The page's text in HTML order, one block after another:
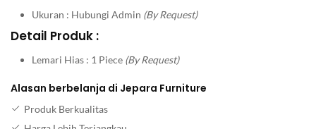
Ukuran : Hubungi Admin (By Request)
Detail Produk :
Lemari Hias : 1 Piece (By Request)
Alasan berbelanja di Jepara Furniture
Produk Berkualitas